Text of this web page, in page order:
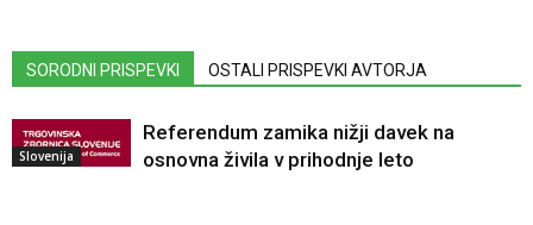
SORODNI PRISPEVKI OSTALI PRISPEVKI AVTORJA
Slovenija
Referendum zamika nižji davek na
osnovna živila v prihodnje leto